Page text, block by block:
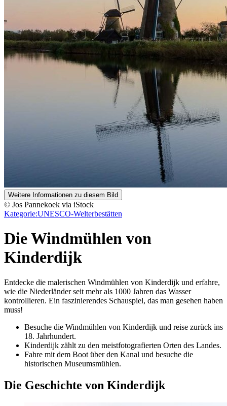
Weitere Informationen zu diesem Bild
© Jos Pannekoek via iStock
Kategorie:UNESCO-Welterbestätten
Die Windmühlen von
Kinderdijk
Entdecke die malerischen Windmühlen von Kinderdijk und erfahre,
wie die Niederländer seit mehr als 1000 Jahren das Wasser
kontrollieren. Ein faszinierendes Schauspiel, das man gesehen haben
muss!
Besuche die Windmühlen von Kinderdijk und reise zurück ins
18. Jahrhundert.
Kinderdijk zählt zu den meistfotografierten Orten des Landes.
Fahre mit dem Boot über den Kanal und besuche die
historischen Museumsmühlen.
Die Geschichte von Kinderdijk